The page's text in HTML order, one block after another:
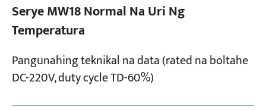
Serye MW18 Normal Na Uri Ng
Temperatura
Pangunahing teknikal na data (rated na boltahe
DC-220V, duty cycle TD-60%)